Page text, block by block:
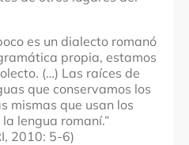
es un dialecto romanó
propia, estamos
(…) Las raíces de
que conservamos los
mismas que usan los
lengua romaní.”
2010: 5-6)